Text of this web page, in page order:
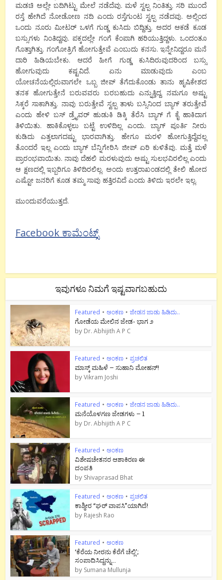
ಮಡಚಿ ಅಲ್ಲೇ ಬದಿಗಿಟ್ಟು ಮೇಲೆ ನಡೆದೆವು. ಮಳೆ ಸ್ವಲ್ಪ ನಿಂತಿತ್ತು. ಸರಿ ಮುಂದೆ
ರಸ್ತೆ ಹೇಗಿದೆ ನೋಡೋಣ ನದಿ ಎಂದು ರಸ್ತೆಗುಂಟ ಸ್ವಲ್ಪ ನಡೆದವು. ಅಲ್ಲಿಂದ
ಒಂದು ನೂರು ಮೀಟರ್ ಒಳಗೆ ಗುಡ್ಡ ಕುಸಿದು ಬಿದ್ದಿತ್ತು. ಅದರ ಆಕಡೆ ಕೂಡ
ಬಸ್ಸುಗಳು ನಿಂತಿದ್ದವು. ಪಕ್ಕದಲ್ಲೇ ಗಂಗೆ ಕೆಂಪಾಗಿ ಹರಿಯುತ್ತಿದ್ದಳು. ಒಂದಂತೂ
ಗೊತ್ತಾಗಿತ್ತು. ಗಂಗೋತ್ರಿಗೆ ಹೋಗುತ್ತೇವೆ ಎಂಬುದು ಕನಸು. ಇನ್ನೇನಿದ್ದರೂ ಮನೆ
ದಾರಿ ಹಿಡಿಯಬೇಕು. ಆದರೆ ಹೀಗೆ ಗುಡ್ಡ ಕುಸಿದಿರುವುದರಿಂದ ಬಸ್ಸು
ಹೋಗುವುದು ಕಷ್ಟವಿದೆ. ಏನು ಮಾಡುವುದು ಎಂಬ
ಯೋಚನೆಯಲ್ಲಿರುವಾಗಲೇ ಒಬ್ಬ ಜೀಪ್ ತೆಗೆದುಕೊಂಡು ತಾನು ಹೃಷಿಕೇಶದ
ತನಕ ಹೋಗುತ್ತೇನೆ ಬರುವವರು ಬರಬಹುದು ಎನ್ನುತ್ತಿದ್ದ. ನಮಗೂ ಅಷ್ಟು
ಸಿಕ್ಕರೆ ಸಾಕಾಗಿತ್ತು. ನಾವು ಬರುತ್ತೇವೆ ಸ್ವಲ್ಪ ತಾಳು ಬಸ್ಸಿನಿಂದ ಬ್ಯಾಗ್ ತರುತ್ತೇವೆ
ಎಂದು ಹೇಳಿ ಬಸ್ ಡ್ರೈವರ್ ಹುಡುಕಿ ಡಿಕ್ಕಿ ತೆರೆಸಿ ಬ್ಯಾಗ್ ಗೆ ಕೈ ಹಾಕಿದಾಗ
ತಿಳಿಯಿತು. ಹಾಕಿಕೊಳ್ಳಲು ಬಟ್ಟೆ ಉಳಿದಿಲ್ಲ ಎಂದು. ಬ್ಯಾಗ್ ಪೂರ್ತಿ ನೀರು
ಕುಡಿದು ಎತ್ತಲಾಗದಷ್ಟು ಭಾರವಾಗಿತ್ತು. ಹೇಗೂ ಮರಳಿ ಹೋಗುತ್ತಿದ್ದೆವಲ್ಲ
ತೊಂದರೆ ಇಲ್ಲ ಎಂದು ಬ್ಯಾಗ್ ಬೆನ್ನಿಗೇರಿಸಿ ಜೀಪ್ ಏರಿ ಕುಳಿತೆವು. ಮತ್ತೆ ಮಳೆ
ಪ್ರಾರಂಭವಾಯಿತು. ನಾವು ದೆಹಲಿ ಮರಳುವುದು ಅಷ್ಟು ಸುಲಭವಿರಲಿಲ್ಲ ಎಂದು
ಆ ಕ್ಷಣದಲ್ಲಿ ಇಬ್ಬರಿಗೂ ತಿಳಿದಿರಲಿಲ್ಲ. ಅಂದು ಉತ್ತರಾಖಂಡದಲ್ಲಿ ತೇಲಿ ಹೋದ
ಎಷ್ಟೋ ಜನರಿಗೆ ಕೂಡ ತಮ್ಮ ಸಾವು ಹತ್ತಿರವಿದೆ ಎಂದು ತಿಳಿದು ಇರಲೇ ಇಲ್ಲ.
ಮುಂದುವರೆಯುತ್ತದೆ.
Facebook ಕಾಮೆಂಟ್ಸ್
ಇವುಗಳೂ ನಿಮಗೆ ಇಷ್ಟವಾಗಬಹುದು
Featured • ಅಂಕಣ • ಜೇಡನ ಜಾಡು ಹಿಡಿದು..
ಗೋಡೆಯ ಮೇಲಿನ ಜೇಡ- ಭಾಗ ೨
by Dr. Abhijith A P C
Featured • ಅಂಕಣ • ಪ್ರಚಲಿತ
ಮಾಸ್ಕ್ ಮಹಿಳೆ – ಸುಹಾನಿ ಮೋಹನ್!
byVikram Joshi
Featured • ಅಂಕಣ • ಜೇಡನ ಜಾಡು ಹಿಡಿದು..
ಮನೆಯೊಳಗಣ ಜೇಡಗಳು – 1
by Dr. Abhijith A P C
Featured • ಅಂಕಣ
ವಿಶೇಷಚೇತನರ ಆಶಾಕಿರಣ ಈ
ದಂಪತಿ
by Shivaprasad Bhat
Featured • ಅಂಕಣ • ಪ್ರಚಲಿತ
ಕಾಶ್ಮೀರ “ಘರ್ ವಾಪಸಿ”ಯಾಗಿದೆ!
by Rajesh Rao
Featured • ಅಂಕಣ
‘ಕೆರೆಯ ನೀರನು ಕೆರೆಗೆ ಚೆಲ್ಲಿ’;
ಸಂಪಾದಿಸಿದ್ದನ್ನು...
by Sumana Mullunja